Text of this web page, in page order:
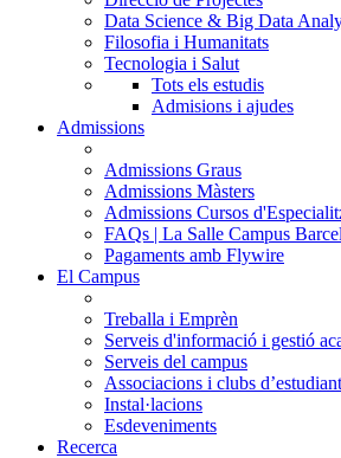
Data Science & Big Data
Filosofia i Humanitats
Tecnologia i Salut
Tots els estudis
Admisions i ajudes
Admissions
Admissions Graus
Admissions Màsters
Admissions Cursos
FAQs | La Salle Campus
Pagaments amb Flywire
El Campus
Treballa i Emprèn
Serveis d'informació i gestió
Serveis del campus
Associacions i clubs
Instal·lacions
Esdeveniments
Recerca